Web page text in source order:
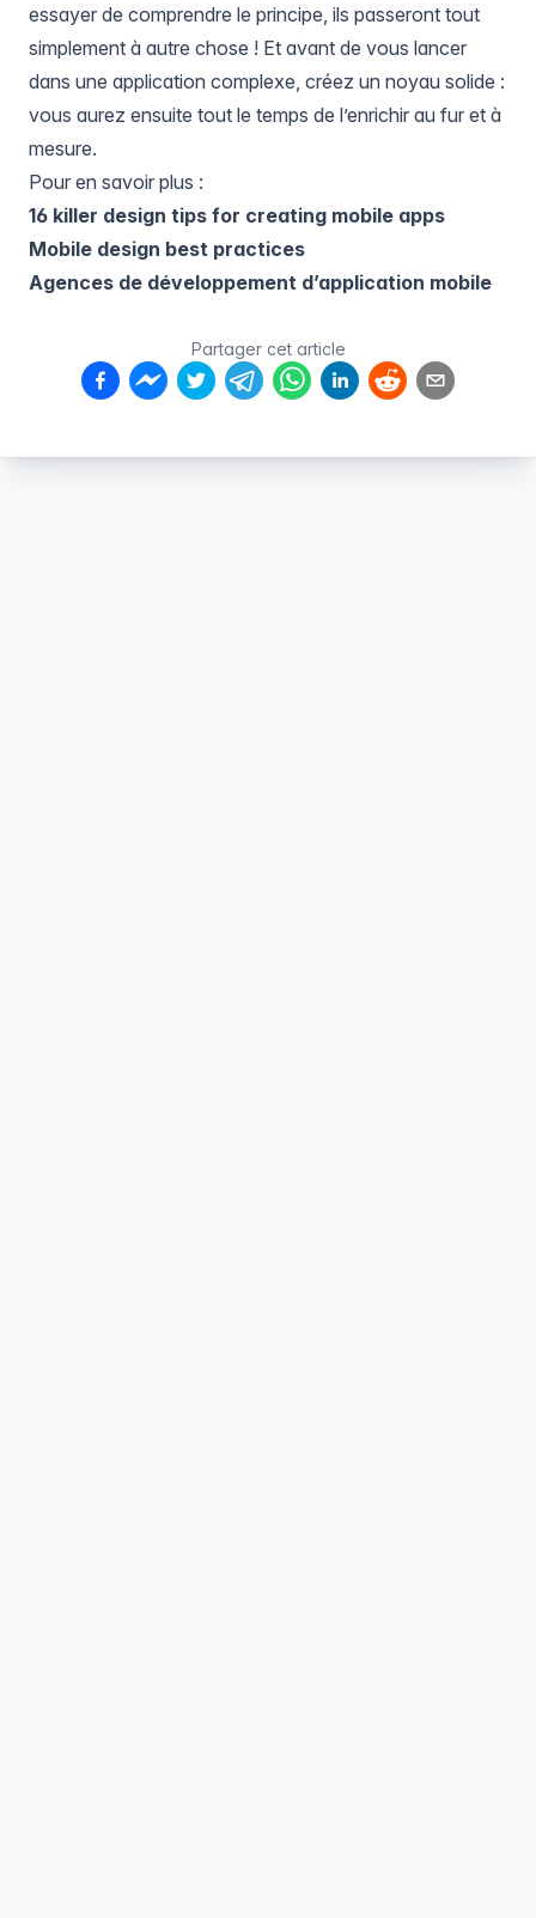
essayer de comprendre le principe, ils passeront tout
simplement à autre chose ! Et avant de vous lancer
dans une application complexe, créez un noyau solide :
vous aurez ensuite tout le temps de l’enrichir au fur et à
mesure.
Pour en savoir plus :
16 killer design tips for creating mobile apps
Mobile design best practices
Agences de développement d’application mobile
Partager cet article